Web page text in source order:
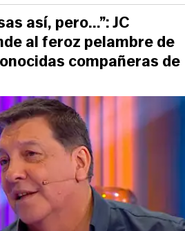
así, pero...”: JC
al feroz pelambre de
compañeras de